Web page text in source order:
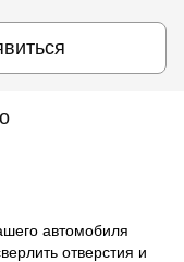
автомобиля
отверстия и